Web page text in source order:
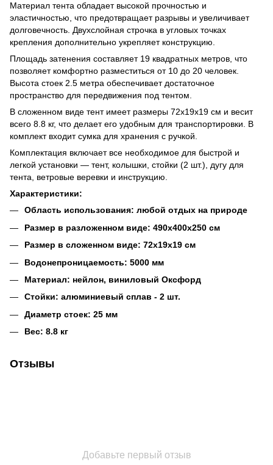
Материал тента обладает высокой прочностью и
эластичностью, что предотвращает разрывы и увеличивает
долговечность. Двухслойная строчка в угловых точках
крепления дополнительно укрепляет конструкцию.
Площадь затенения составляет 19 квадратных метров, что
позволяет комфортно разместиться от 10 до 20 человек.
Высота стоек 2.5 метра обеспечивает достаточное
пространство для передвижения под тентом.
В сложенном виде тент имеет размеры 72х19х19 см и весит
всего 8.8 кг, что делает его удобным для транспортировки. В
комплект входит сумка для хранения с ручкой.
Комплектация включает все необходимое для быстрой и
легкой установки — тент, колышки, стойки (2 шт.), дугу для
тента, ветровые веревки и инструкцию.
Характеристики:
Область использования: любой отдых на природе
Размер в разложенном виде: 490х400х250 см
Размер в сложенном виде: 72х19х19 см
Водонепроницаемость: 5000 мм
Материал: нейлон, виниловый Оксфорд
Стойки: алюминиевый сплав - 2 шт.
Диаметр стоек: 25 мм
Вес: 8.8 кг
Отзывы
Добавьте первый отзыв